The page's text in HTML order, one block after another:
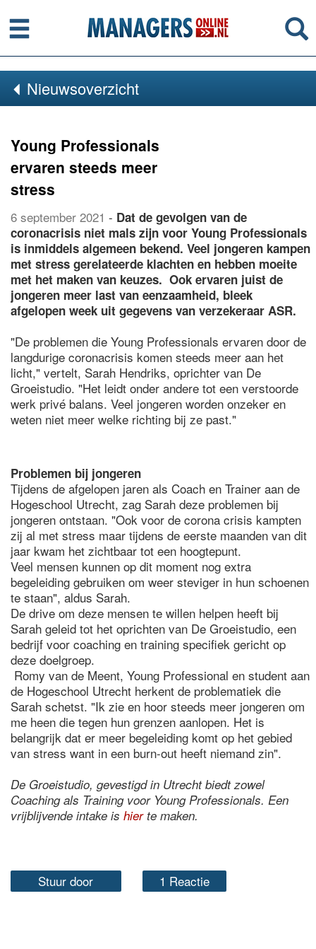
Menu
Nieuwsoverzicht
Young Professionals
ervaren steeds meer
stress
6 september 2021 - Dat de gevolgen van de
coronacrisis niet mals zijn voor Young Professionals
is inmiddels algemeen bekend. Veel jongeren kampen
met stress gerelateerde klachten en hebben moeite
met het maken van keuzes. Ook ervaren juist de
jongeren meer last van eenzaamheid, bleek
afgelopen week uit gegevens van verzekeraar ASR.
"De problemen die Young Professionals ervaren door de
langdurige coronacrisis komen steeds meer aan het
licht," vertelt, Sarah Hendriks, oprichter van De
Groeistudio. "Het leidt onder andere tot een verstoorde
werk privé balans. Veel jongeren worden onzeker en
weten niet meer welke richting bij ze past."
Problemen bij jongeren
Tijdens de afgelopen jaren als Coach en Trainer aan de
Hogeschool Utrecht, zag Sarah deze problemen bij
jongeren ontstaan. "Ook voor de corona crisis kampten
zij al met stress maar tijdens de eerste maanden van dit
jaar kwam het zichtbaar tot een hoogtepunt.
Veel mensen kunnen op dit moment nog extra
begeleiding gebruiken om weer steviger in hun schoenen
te staan", aldus Sarah.
De drive om deze mensen te willen helpen heeft bij
Sarah geleid tot het oprichten van De Groeistudio, een
bedrijf voor coaching en training specifiek gericht op
deze doelgroep.
Romy van de Meent, Young Professional en student aan
de Hogeschool Utrecht herkent de problematiek die
Sarah schetst. "Ik zie en hoor steeds meer jongeren om
me heen die tegen hun grenzen aanlopen. Het is
belangrijk dat er meer begeleiding komt op het gebied
van stress want in een burn-out heeft niemand zin".
De Groeistudio, gevestigd in Utrecht biedt zowel
Coaching als Training voor Young Professionals. Een
vrijblijvende intake is hierte maken.
Stuur door 1 Reactie